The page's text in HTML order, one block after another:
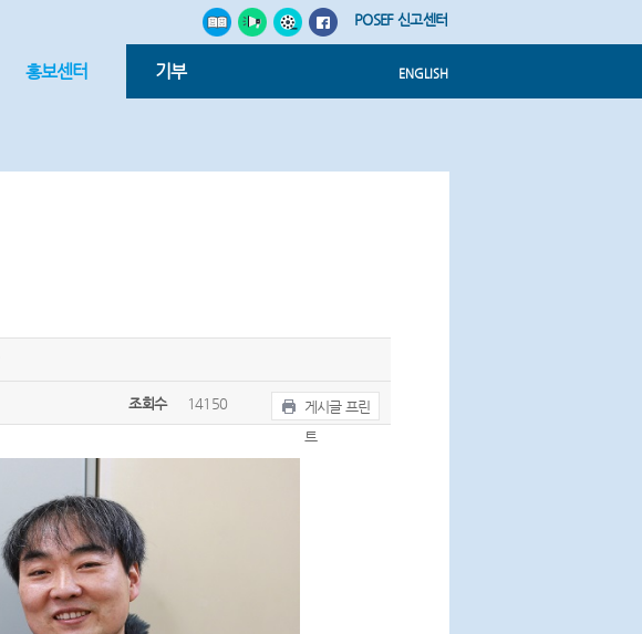
ENGLISH
POSEF 신고센터
홍보센터 기부
조회수 14150
게시글 프린
트